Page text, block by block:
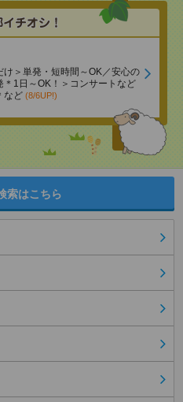
け＞単発・短時間～OK／安心の
＊1日～OK！＞コンサートなど
など (8/6UP!)
索はこちら